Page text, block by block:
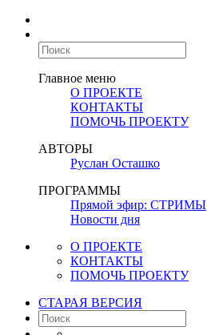
Главное меню
О ПРОЕКТЕ
КОНТАКТЫ
ПОМОЧЬ ПРОЕКТУ
АВТОРЫ
Руслан Осташко
ПРОГРАММЫ
Прямой эфир: СТРИМЫ
Новости дня
О ПРОЕКТЕ
КОНТАКТЫ
ПОМОЧЬ ПРОЕКТУ
СТАРАЯ ВЕРСИЯ